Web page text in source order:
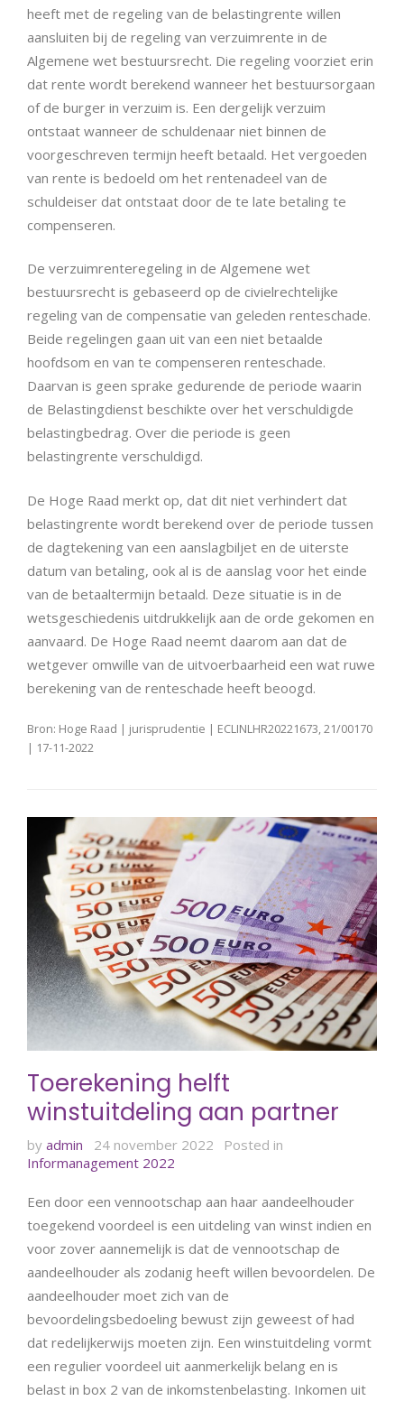
heeft met de regeling van de belastingrente willen
aansluiten bij de regeling van verzuimrente in de
Algemene wet bestuursrecht. Die regeling voorziet erin
dat rente wordt berekend wanneer het bestuursorgaan
of de burger in verzuim is. Een dergelijk verzuim
ontstaat wanneer de schuldenaar niet binnen de
voorgeschreven termijn heeft betaald. Het vergoeden
van rente is bedoeld om het rentenadeel van de
schuldeiser dat ontstaat door de te late betaling te
compenseren.
De verzuimrenteregeling in de Algemene wet
bestuursrecht is gebaseerd op de civielrechtelijke
regeling van de compensatie van geleden renteschade.
Beide regelingen gaan uit van een niet betaalde
hoofdsom en van te compenseren renteschade.
Daarvan is geen sprake gedurende de periode waarin
de Belastingdienst beschikte over het verschuldigde
belastingbedrag. Over die periode is geen
belastingrente verschuldigd.
De Hoge Raad merkt op, dat dit niet verhindert dat
belastingrente wordt berekend over de periode tussen
de dagtekening van een aanslagbiljet en de uiterste
datum van betaling, ook al is de aanslag voor het einde
van de betaaltermijn betaald. Deze situatie is in de
wetsgeschiedenis uitdrukkelijk aan de orde gekomen en
aanvaard. De Hoge Raad neemt daarom aan dat de
wetgever omwille van de uitvoerbaarheid een wat ruwe
berekening van de renteschade heeft beoogd.
Bron: Hoge Raad | jurisprudentie | ECLINLHR20221673, 21/00170
| 17-11-2022
Toerekening helft
winstuitdeling aan partner
by admin 24 november 2022
Posted in
Informanagement 2022
Een door een vennootschap aan haar aandeelhouder
toegekend voordeel is een uitdeling van winst indien en
voor zover aannemelijk is dat de vennootschap de
aandeelhouder als zodanig heeft willen bevoordelen. De
aandeelhouder moet zich van de
bevoordelingsbedoeling bewust zijn geweest of had
dat redelijkerwijs moeten zijn. Een winstuitdeling vormt
een regulier voordeel uit aanmerkelijk belang en is
belast in box 2 van de inkomstenbelasting. Inkomen uit